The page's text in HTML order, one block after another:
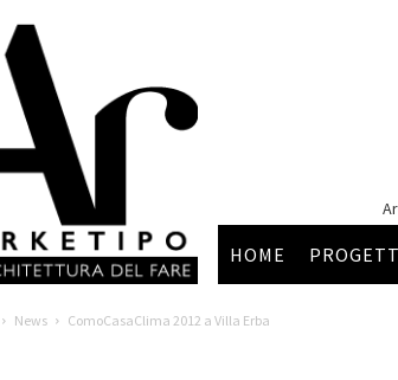
HOME
News ComoCasaClima 2012 a Villa Erba